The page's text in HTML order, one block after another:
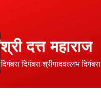
श्री दत्त महाराज
दिगंबरा दिगंबरा श्रीपादवल्लभ दिगंबरा